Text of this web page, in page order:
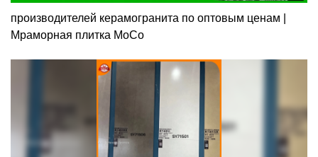
производителей керамогранита по оптовым ценам |
Мраморная плитка MoCo